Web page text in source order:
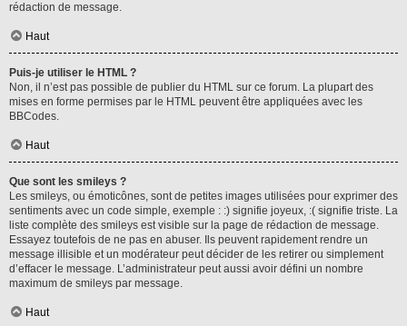
rédaction de message.
Haut
Puis-je utiliser le HTML ?
Non, il n’est pas possible de publier du HTML sur ce forum. La plupart des
mises en forme permises par le HTML peuvent être appliquées avec les
BBCodes.
Haut
Que sont les smileys ?
Les smileys, ou émoticônes, sont de petites images utilisées pour exprimer des
sentiments avec un code simple, exemple : :) signifie joyeux, :( signifie triste. La
liste complète des smileys est visible sur la page de rédaction de message.
Essayez toutefois de ne pas en abuser. Ils peuvent rapidement rendre un
message illisible et un modérateur peut décider de les retirer ou simplement
d’effacer le message. L’administrateur peut aussi avoir défini un nombre
maximum de smileys par message.
Haut